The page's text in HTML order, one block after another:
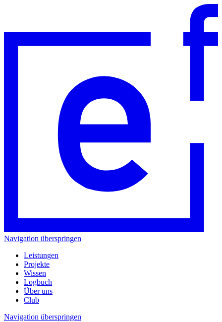
Navigation überspringen
Leistungen
Projekte
Wissen
Logbuch
Über uns
Club
Navigation überspringen